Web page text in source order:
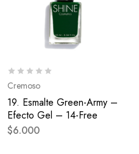
Cremoso
19. Esmalte Green-Army –
Efecto Gel – 14-Free
$6.000